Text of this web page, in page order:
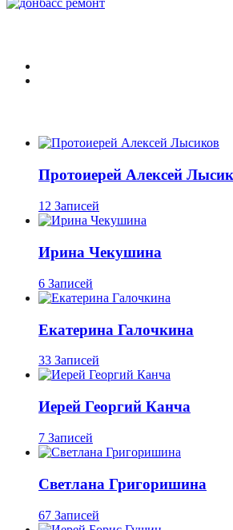
Протоиерей Алексей
12 Записей
Ирина Чекушина
6 Записей
Екатерина Галочкина
33 Записей
Иерей Георгий Канча
7 Записей
Светлана Григоришина
67 Записей